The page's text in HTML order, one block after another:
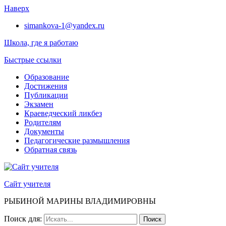
Наверх
simankova-1@yandex.ru
Школа, где я работаю
Быстрые ссылки
Образование
Достижения
Публикации
Экзамен
Краеведческий ликбез
Родителям
Документы
Педагогические размышления
Обратная связь
Сайт учителя
РЫБИНОЙ МАРИНЫ ВЛАДИМИРОВНЫ
Поиск для: